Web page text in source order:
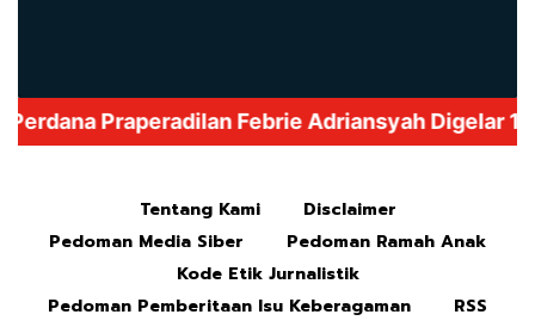
Tentang Kami
Disclaimer
Pedoman Media Siber
Pedoman Ramah Anak
Kode Etik Jurnalistik
Pedoman Pemberitaan Isu Keberagaman
RSS